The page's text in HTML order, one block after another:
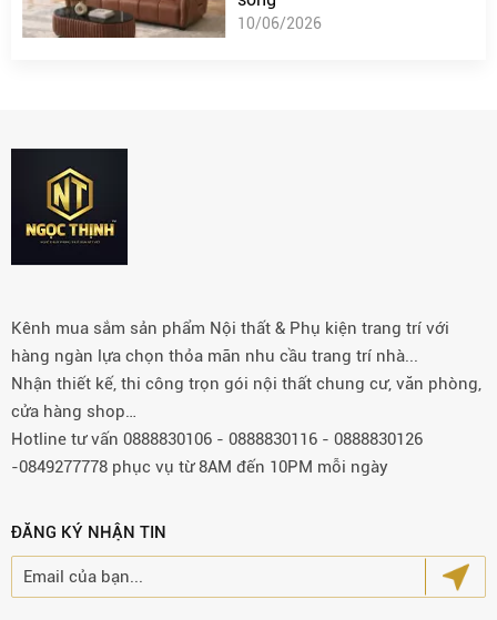
10/06/2026
Kênh mua sắm sản phẩm Nội thất & Phụ kiện trang trí với
hàng ngàn lựa chọn thỏa mãn nhu cầu trang trí nhà...
Nhận thiết kế, thi công trọn gói nội thất chung cư, văn phòng,
cửa hàng shop…
Hotline tư vấn 0888830106 - 0888830116 - 0888830126
-0849277778 phục vụ từ 8AM đến 10PM mỗi ngày
ĐĂNG KÝ NHẬN TIN